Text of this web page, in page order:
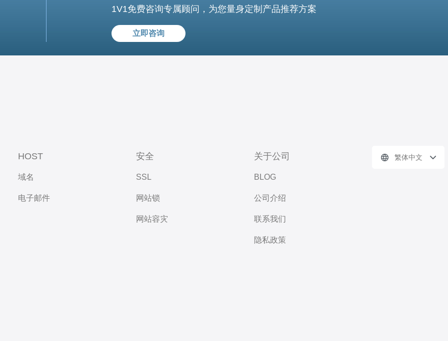
1V1免费咨询专属顾问，为您量身定制产品推荐方案
立即咨询
HOST
域名
电子邮件
安全
SSL
网站锁
网站容灾
关于公司
BLOG
公司介绍
联系我们
隐私政策
繁体中文